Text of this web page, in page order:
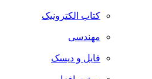
کتاب الکترونیک
مهندسی
فایل و دیسک